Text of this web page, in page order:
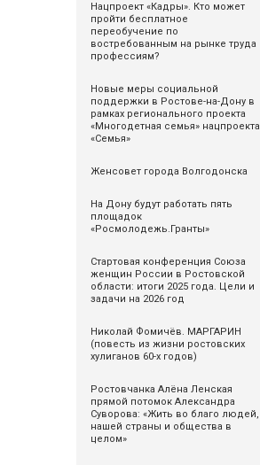
Нацпроект «Кадры». Кто может
пройти бесплатное
переобучение по
востребованным на рынке труда
профессиям?
Новые меры социальной
поддержки в Ростове-на-Дону в
рамках регионального проекта
«Многодетная семья» нацпроекта
«Семья»
Женсовет города Волгодонска
На Дону будут работать пять
площадок
«Росмолодежь.Гранты»
Стартовая конференция Союза
женщин России в Ростовской
области: итоги 2025 года. Цели и
задачи на 2026 год
Николай Фомичёв. МАРГАРИН
(повесть из жизни ростовских
хулиганов 60-х годов)
Ростовчанка Алёна Ленская
прямой потомок Александра
Суворова: «Жить во благо людей,
нашей страны и общества в
целом»